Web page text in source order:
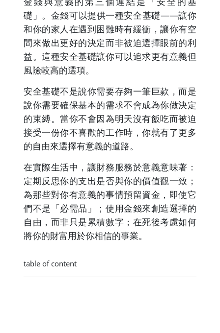
礎」。金錢可以提供一種安全基礎——讓你
和你的家人在遇到困難時有緩衝，讓你有空
間來做出更好的決定而非被迫選擇眼前的利
益。這種安全基礎讓你可以追求更有意義但
風險較高的選項。
安全基礎不是說你需要存夠一筆巨款，而是
說你需要確保基本的需求不會成為你做決定
的束縛。當你不會因為明天沒有飯吃而被迫
接受一份你不喜歡的工作時，你就有了更多
的自由來選擇有意義的道路。
在實際生活中，讓財務服務於意義意味著：
定期反思你的支出是否與你的價值觀一致；
為那些對你有意義的事情預留資金，即使它
們不是「必需品」；使用金錢來創造選擇的
自由，而非只是累積數字；在死後考慮如何
將你的財富用於你相信的事業。
table of content